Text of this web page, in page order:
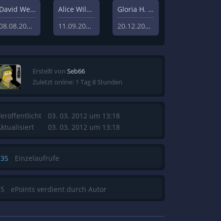
David Weisz
08.08.2020
Alice Wilczynski
11.09.2020
Gloria H. Manderfeld
20.12.2019
Erstellt von Seb66
Zuletzt online: 1 Tag 8 Stunden
03. 03. 2012 um 13:18
03. 03. 2012 um 13:18
Einzelaufrufe
ePoints verdient durch Autor